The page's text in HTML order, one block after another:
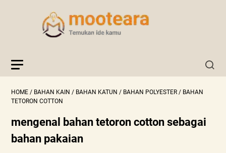
HOME / BAHAN KAIN / BAHAN KATUN / BAHAN POLYESTER / BAHAN
TETORON COTTON
mengenal bahan tetoron cotton sebagai
bahan pakaian